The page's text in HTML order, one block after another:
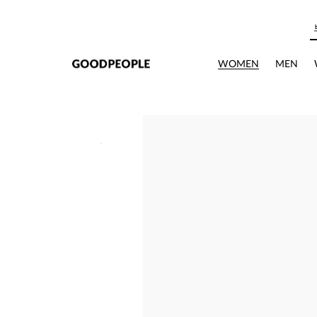
WOMEN MEN